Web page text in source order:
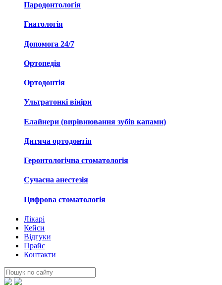
Пародонтологія
Гнатологія
Допомога 24/7
Ортопедія
Ортодонтія
Ультратонкі вініри
Елайнери (вирівнювання зубів капами)
Дитяча ортодонтія
Геронтологічна стоматологія
Сучасна анестезія
Цифрова стоматологія
Лікарі
Кейси
Відгуки
Прайс
Контакти
Пошук: